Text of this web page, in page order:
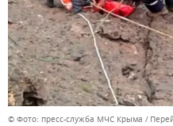
© Фото: пресс-служба МЧС Крыма